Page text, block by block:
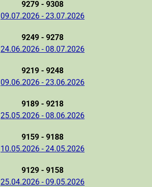
9279 - 9308
09.07.2026 - 23.07.2026
9249 - 9278
24.06.2026 - 08.07.2026
9219 - 9248
09.06.2026 - 23.06.2026
9189 - 9218
25.05.2026 - 08.06.2026
9159 - 9188
10.05.2026 - 24.05.2026
9129 - 9158
25.04.2026 - 09.05.2026